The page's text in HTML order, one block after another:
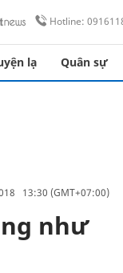
Hotline:
lạ Quân sự
13:30 (GMT+07:00)
như